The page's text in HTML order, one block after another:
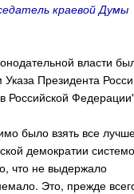
краевой Думы
власти
Президента
Российской
было взять все
демократии
что не выдержало
Это, прежде